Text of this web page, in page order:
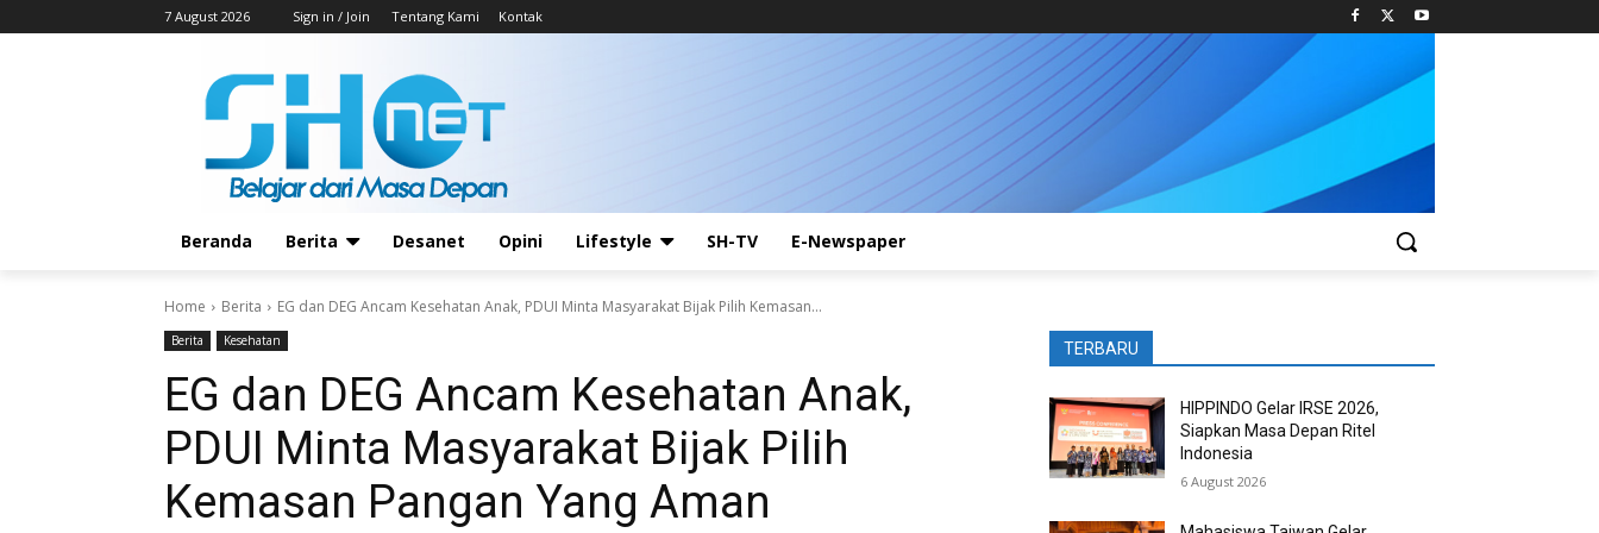
7 August 2026 Sign in / Join Tentang Kami Kontak
Beranda Berita Desanet Opini Lifestyle SH-TV E-Newspaper
Home Berita EG dan DEG Ancam Kesehatan Anak, PDUI Minta Masyarakat Bijak Pilih Kemasan...
Berita Kesehatan
EG dan DEG Ancam Kesehatan Anak,
PDUI Minta Masyarakat Bijak Pilih
Kemasan Pangan Yang Aman
TERBARU
HIPPINDO Gelar IRSE 2026,
Siapkan Masa Depan Ritel
Indonesia
6 August 2026